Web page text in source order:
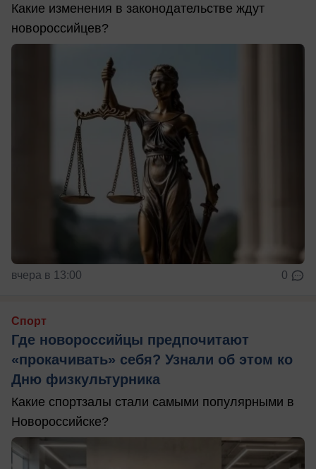
Какие изменения в законодательстве ждут
новороссийцев?
вчера в 13:00 0
Спорт
Где новороссийцы предпочитают
«прокачивать» себя? Узнали об этом ко
Дню физкультурника
Какие спортзалы стали самыми популярными в
Новороссийске?